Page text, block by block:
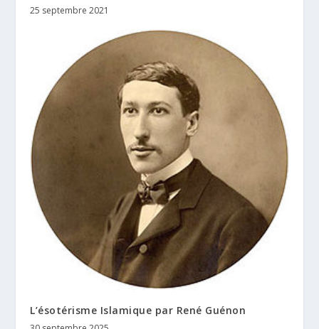
25 septembre 2021
L’ésotérisme Islamique par René Guénon